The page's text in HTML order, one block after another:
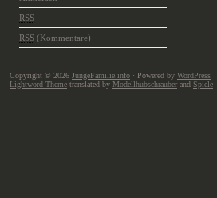
RSS
RSS (Kommentare)
Copyright © 2026 JungeFamilie.info · Powered by WordPress
Lightword Theme translated by Modellhubschrauber and Spiele